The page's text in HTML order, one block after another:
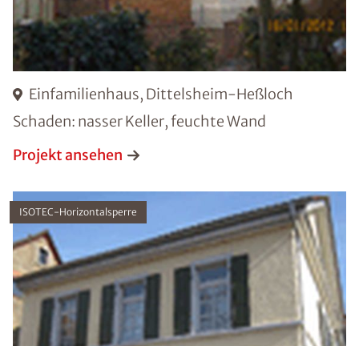
Einfamilienhaus, Dittelsheim-Heßloch
Schaden: nasser Keller, feuchte Wand
Projekt ansehen
ISOTEC-Horizontalsperre